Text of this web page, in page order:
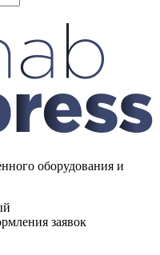
оборудования и
заявок